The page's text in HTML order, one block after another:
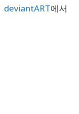
deviantART에서